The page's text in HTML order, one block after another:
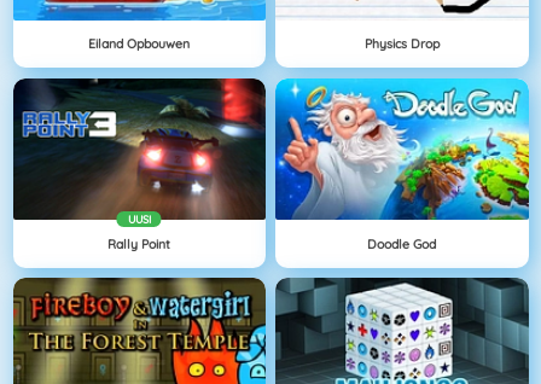
Eiland Opbouwen Physics Drop
UUSI
Rally Point Doodle God